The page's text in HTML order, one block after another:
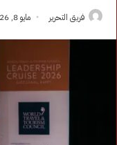
فريق التحرير مايو 8, 2026